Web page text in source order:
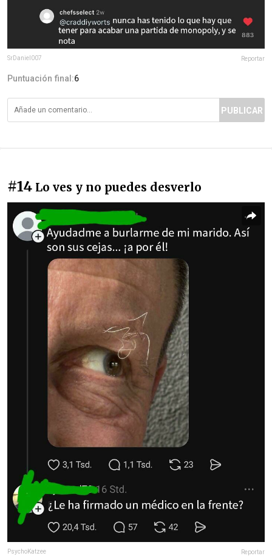
SrDaniel007 Reportar
Puntuación final:6
PUBLICAR
#14 Lo ves y no puedes desverlo
PsychoKatzee Reportar